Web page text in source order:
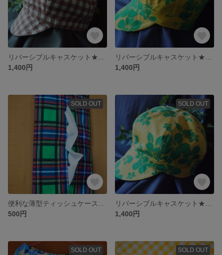
1,400円
1,400円
SOLD OUT
500円
SOLD OUT
1,400円
SOLD OUT SOLD OUT